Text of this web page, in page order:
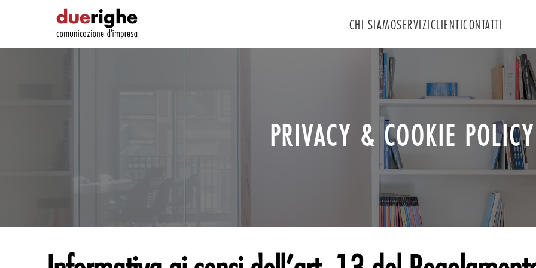
CHI SIAMOSERVIZI
Comunicazione d'Impresa
Strategie di Marketing
Eventi e Ufficio Stampa
Racconti d'autore
CLIENTICONTATTI
PRIVACY & COOKIE POLICY